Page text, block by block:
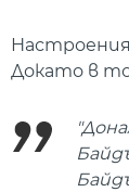
Докато в